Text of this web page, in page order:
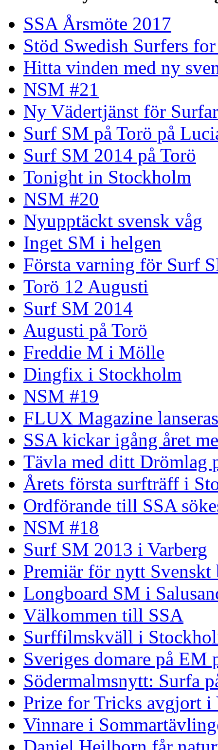
SSA Årsmöte 2017
Stöd Swedish Surfers
Hitta vinden med ny
NSM #21
Ny Vädertjänst för
Surf SM på Torö på
Surf SM 2014 på Torö
Tonight in Stockholm
NSM #20
Nyupptäckt svensk våg
Inget SM i helgen
Första varning för Surf
Torö 12 Augusti
Surf SM 2014
Augusti på Torö
Freddie M i Mölle
Dingfix i Stockholm
NSM #19
FLUX Magazine lanseras
SSA kickar igång året
Tävla med ditt Drömlag
Årets första surfträff i
Ordförande till SSA
NSM #18
Surf SM 2013 i Varberg
Premiär för nytt Svenskt
Longboard SM i
Välkommen till SSA
Surffilmskväll i
Sveriges domare på EM
Södermalmsnytt: Surfa
Prize for Tricks avgjort i
Vinnare i